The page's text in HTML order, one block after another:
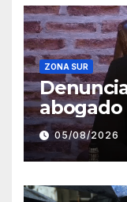
ZONA SUR
propuso
el Gran
05/08/2026